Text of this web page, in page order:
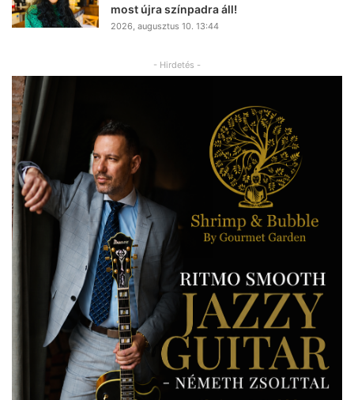
most újra színpadra áll!
2026, augusztus 10. 13:44
- Hirdetés -